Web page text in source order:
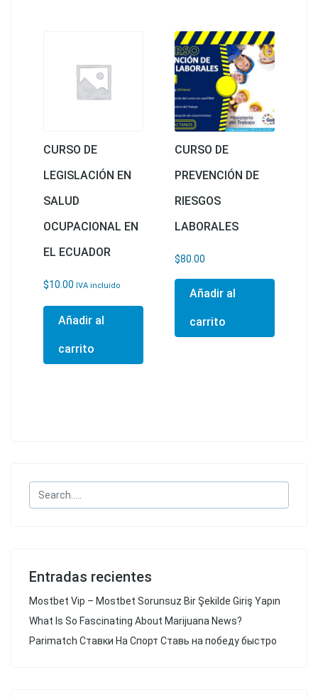
CURSO DE
LEGISLACIÓN EN
SALUD
OCUPACIONAL EN
EL ECUADOR
$10.00 IVA incluido
Añadir al
carrito
CURSO DE
PREVENCIÓN DE
RIESGOS
LABORALES
$80.00
Añadir al
carrito
Entradas recientes
Mostbet Vip – Mostbet Sorunsuz Bir Şekilde Giriş Yapın
What Is So Fascinating About Marijuana News?
Parimatch Ставки На Спорт Ставь на победу быстро